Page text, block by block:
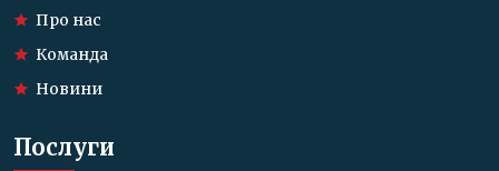
Про нас
Команда
Новини
Послуги